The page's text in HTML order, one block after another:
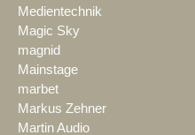
Medientechnik
Magic Sky
magnid
Mainstage
marbet
Markus Zehner
Martin Audio